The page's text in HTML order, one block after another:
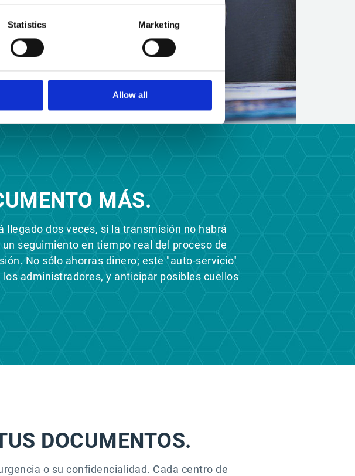
Statistics Marketing
Allow all
MÁS.
dos veces, si la transmisión no habrá
seguimiento en tiempo real del proceso de
No sólo ahorras dinero; este "auto-servicio"
administradores, y anticipar posibles cuellos
DOCUMENTOS.
o su confidencialidad. Cada centro de